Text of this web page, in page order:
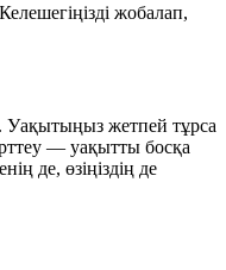
жобалап,
Уақытыңыз жетпей тұрса
— уақытты босқа
де, өзіңіздің де